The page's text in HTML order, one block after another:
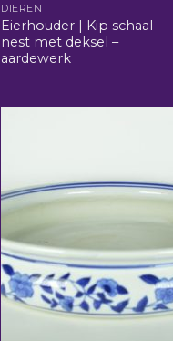
DIEREN
Eierhouder | Kip schaal
nest met deksel –
aardewerk